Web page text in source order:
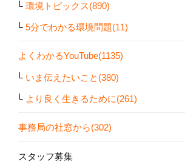
環境トピックス(890)
5分でわかる環境問題(11)
よくわかるYouTube(1135)
いま伝えたいこと(380)
より良く生きるために(261)
事務局の社窓から(302)
スタッフ募集